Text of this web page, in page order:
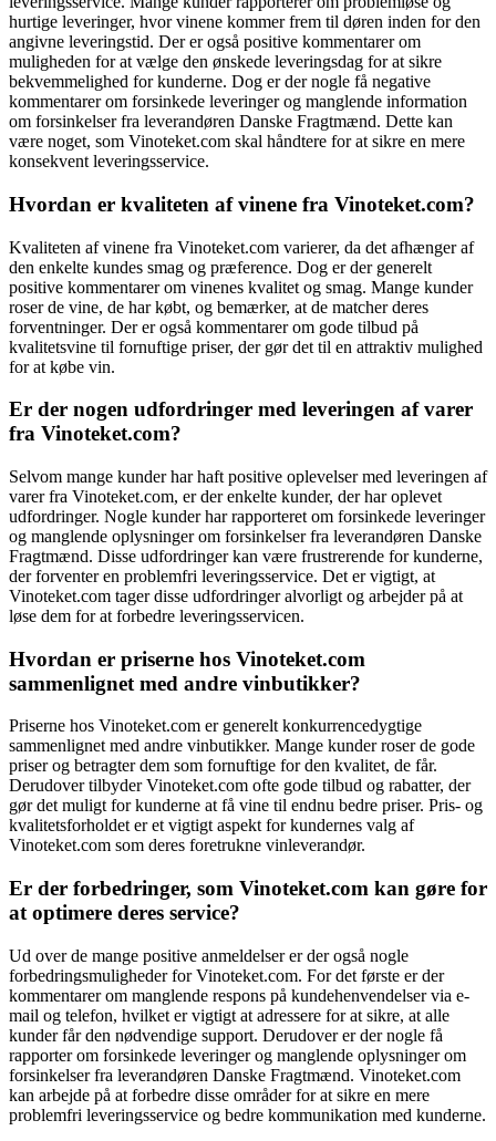
hurtige leveringer, hvor vinene kommer frem til døren inden for den
angivne leveringstid. Der er også positive kommentarer om
muligheden for at vælge den ønskede leveringsdag for at sikre
bekvemmelighed for kunderne. Dog er der nogle få negative
kommentarer om forsinkede leveringer og manglende information
om forsinkelser fra leverandøren Danske Fragtmænd. Dette kan
være noget, som Vinoteket.com skal håndtere for at sikre en mere
konsekvent leveringsservice.
Hvordan er kvaliteten af vinene fra Vinoteket.com?
Kvaliteten af vinene fra Vinoteket.com varierer, da det afhænger af
den enkelte kundes smag og præference. Dog er der generelt
positive kommentarer om vinenes kvalitet og smag. Mange kunder
roser de vine, de har købt, og bemærker, at de matcher deres
forventninger. Der er også kommentarer om gode tilbud på
kvalitetsvine til fornuftige priser, der gør det til en attraktiv mulighed
for at købe vin.
Er der nogen udfordringer med leveringen af varer
fra Vinoteket.com?
Selvom mange kunder har haft positive oplevelser med leveringen af
varer fra Vinoteket.com, er der enkelte kunder, der har oplevet
udfordringer. Nogle kunder har rapporteret om forsinkede leveringer
og manglende oplysninger om forsinkelser fra leverandøren Danske
Fragtmænd. Disse udfordringer kan være frustrerende for kunderne,
der forventer en problemfri leveringsservice. Det er vigtigt, at
Vinoteket.com tager disse udfordringer alvorligt og arbejder på at
løse dem for at forbedre leveringsservicen.
Hvordan er priserne hos Vinoteket.com
sammenlignet med andre vinbutikker?
Priserne hos Vinoteket.com er generelt konkurrencedygtige
sammenlignet med andre vinbutikker. Mange kunder roser de gode
priser og betragter dem som fornuftige for den kvalitet, de får.
Derudover tilbyder Vinoteket.com ofte gode tilbud og rabatter, der
gør det muligt for kunderne at få vine til endnu bedre priser. Pris- og
kvalitetsforholdet er et vigtigt aspekt for kundernes valg af
Vinoteket.com som deres foretrukne vinleverandør.
Er der forbedringer, som Vinoteket.com kan gøre for
at optimere deres service?
Ud over de mange positive anmeldelser er der også nogle
forbedringsmuligheder for Vinoteket.com. For det første er der
kommentarer om manglende respons på kundehenvendelser via e-
mail og telefon, hvilket er vigtigt at adressere for at sikre, at alle
kunder får den nødvendige support. Derudover er der nogle få
rapporter om forsinkede leveringer og manglende oplysninger om
forsinkelser fra leverandøren Danske Fragtmænd. Vinoteket.com
kan arbejde på at forbedre disse områder for at sikre en mere
problemfri leveringsservice og bedre kommunikation med kunderne.